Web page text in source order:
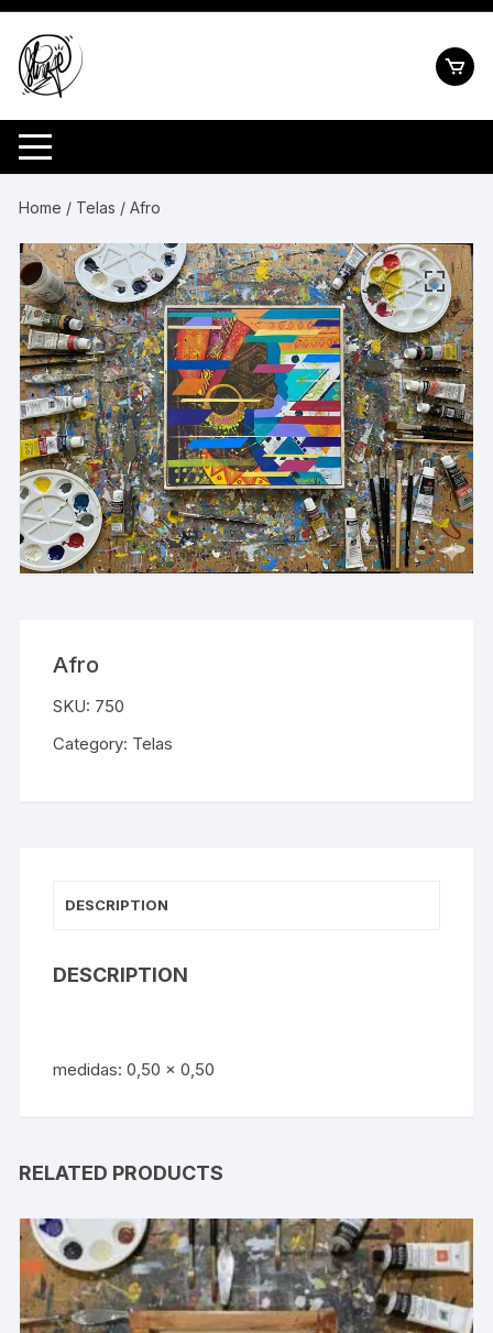
Pular
para
conteúdo
Home / Telas / Afro
Afro
SKU: 750
Category: Telas
DESCRIPTION
DESCRIPTION
medidas: 0,50 x 0,50
RELATED PRODUCTS